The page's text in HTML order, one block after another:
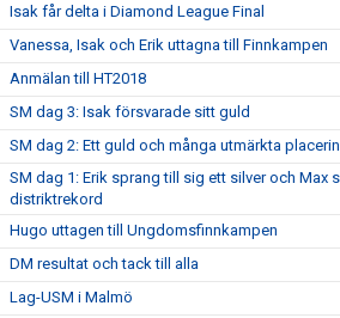
Isak får delta i Diamond League Final
Vanessa, Isak och Erik uttagna till Finnkampen
Anmälan till HT2018
SM dag 3: Isak försvarade sitt guld
SM dag 2: Ett guld och många utmärkta
SM dag 1: Erik sprang till sig ett silver och Max
distriktrekord
Hugo uttagen till Ungdomsfinnkampen
DM resultat och tack till alla
Lag-USM i Malmö